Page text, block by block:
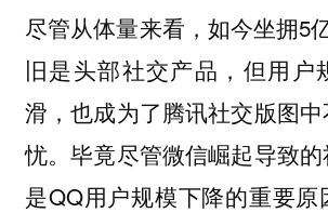
尽管从体量来看，如今坐拥5
旧是头部社交产品，但用户
滑，也成为了腾讯社交版图
忧。毕竟尽管微信崛起导致
是QQ用户规模下降的重要